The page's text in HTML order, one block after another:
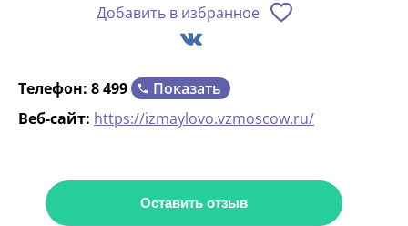
Добавить в избранное
Телефон: 8 499
Показать
Веб-сайт: https://izmaylovo.vzmoscow.ru/
Оставить отзыв